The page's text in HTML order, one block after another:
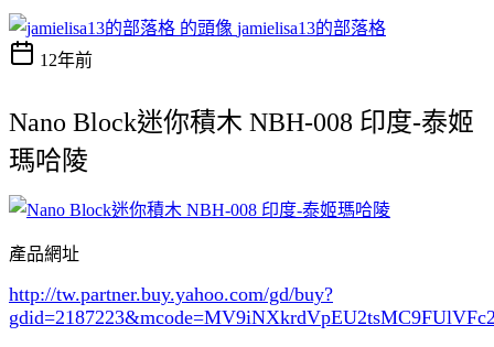
jamielisa13的部落格
12年前
Nano Block迷你積木 NBH-008 印度-泰姬
瑪哈陵
產品網址
http://tw.partner.buy.yahoo.com/gd/buy?
gdid=2187223